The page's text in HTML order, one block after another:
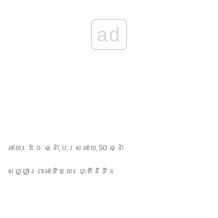
ad
អាយុ៖ ៥០ ឆ្នាំ,បុរសអាយុ 50 ឆ្នាំ
សញ្ញាព្រះអាទិត្យ៖ ហ្គីនីទីន